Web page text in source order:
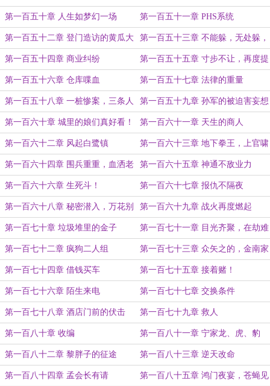
第一百五十章 人生如梦幻一场 第一百五十一章 PHS系统
第一百五十二章 登门造访的黄瓜大
王
第一百五十三章 不能躲，无处躲，
也没想躲
第一百五十四章 商业纠纷 第一百五十五章 寸步不让，再度提
高的薪酬
第一百五十六章 仓库喋血 第一百五十七章 法律的重量
第一百五十八章 一桩惨案，三条人
命
第一百五十九章 孙军的被迫害妄想
症
第一百六十章 城里的娘们真好看！ 第一百六十一章 天生的商人
第一百六十二章 风起白鹭镇 第一百六十三章 地下拳王，上官啸
虎！
第一百六十四章 围兵重重，血洒老
糖厂
第一百六十五章 神通不敌业力
第一百六十六章 生死斗！ 第一百六十七章 报仇不隔夜
第一百六十八章 秘密潜入，万花别
墅区
第一百六十九章 战火再度燃起
第一百七十章 垃圾堆里的金子 第一百七十一章 目光齐聚，在劫难
逃的于庆
第一百七十二章 疯狗二人组 第一百七十三章 众矢之的，金南家
园
第一百七十四章 借钱买车 第一百七十五章 接着赌！
第一百七十六章 陌生来电 第一百七十七章 交换条件
第一百七十八章 酒店门前的伏击 第一百七十九章 救人
第一百八十章 收编 第一百八十一章 宁家龙、虎、豹
第一百八十二章 黎胖子的征途 第一百八十三章 逆天改命
第一百八十四章 孟会长有请 第一百八十五章 鸿门夜宴，苍蝇见